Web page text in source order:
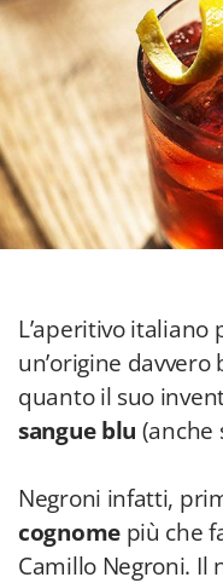
L’aperitivo italiano
un’origine
quanto il suo
sangue blu (anche
Negroni infatti,
cognome più che
Camillo Negroni. Il